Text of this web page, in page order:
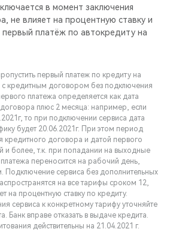
в момент заключения
не влияет на процентную ставку и
платёж по автокредиту на
первый платеж по кредиту на
с кредитным договором без подключения
платежа определяется как дата
плюс 2 месяца: например, если
то при подключении сервиса дата
будет 20.06.2021г. При этом период
кредитного договора и датой первого
и более, т.к. при попадании на выходные
переносится на рабочий день,
Подключение cервиса без дополнительных
на все тарифы сроком 12,
на процентную ставку по кредиту.
сервиса к конкретному тарифу уточняйте
Банк вправе отказать в выдаче кредита.
действительны на 21.04.2021 г.